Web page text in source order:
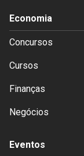
Economia
Concursos
Cursos
Finanças
Negócios
Eventos